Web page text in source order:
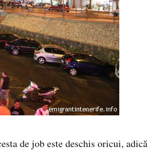
de job este deschis oricui, adică